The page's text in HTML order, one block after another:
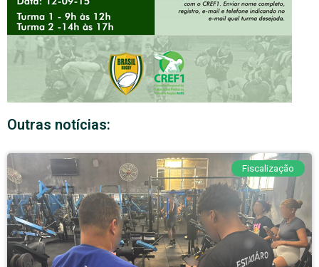
Outras notícias:
Fiscalização